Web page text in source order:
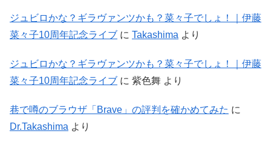
ジュビロかな？ギラヴァンツかも？菜々子でしょ！｜伊藤
菜々子10周年記念ライブ に Takashima より
ジュビロかな？ギラヴァンツかも？菜々子でしょ！｜伊藤
菜々子10周年記念ライブ に 紫色舞 より
巷で噂のブラウザ「Brave」の評判を確かめてみた に
Dr.Takashima より